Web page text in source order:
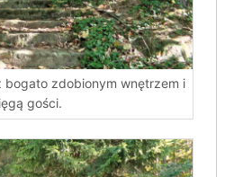
bogato zdobionym wnętrzem i
gości.